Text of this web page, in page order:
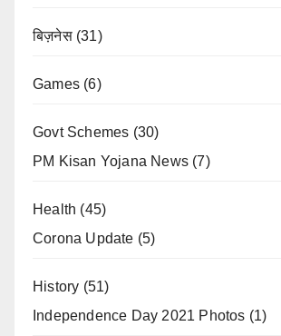
बिज़नेस(31)
Games (6)
Govt Schemes (30)
PM Kisan Yojana News (7)
Health (45)
Corona Update (5)
History (51)
Independence Day 2021 Photos (1)